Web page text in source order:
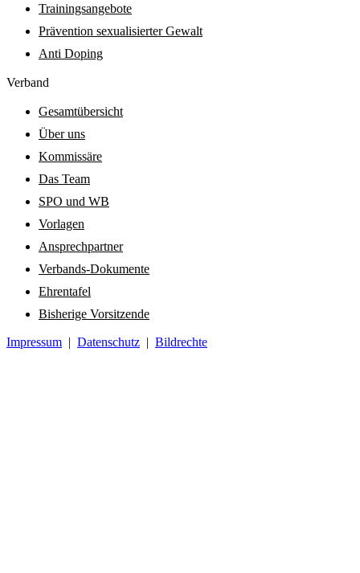
Trainingsangebote
Prävention sexualisierter Gewalt
Anti Doping
Verband
Gesamtübersicht
Über uns
Kommissäre
Das Team
SPO und WB
Vorlagen
Ansprechpartner
Verbands-Dokumente
Ehrentafel
Bisherige Vorsitzende
Impressum | Datenschutz | Bildrechte